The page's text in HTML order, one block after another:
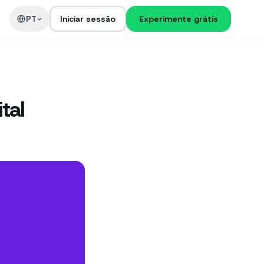
PT Iniciar sessão Experimente grátis